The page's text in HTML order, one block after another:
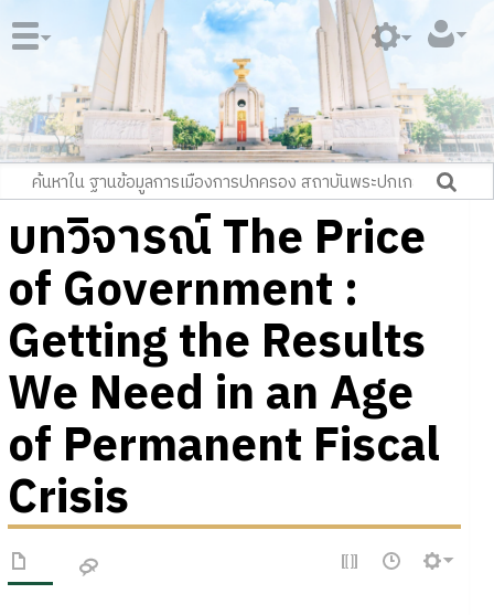
บทวิจารณ์ The Price
of Government :
Getting the Results
We Need in an Age
of Permanent Fiscal
Crisis